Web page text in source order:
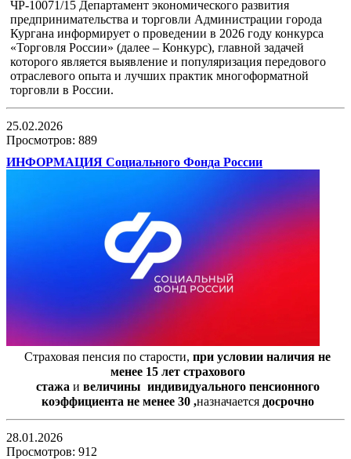
ЧР-10071/15 Департамент экономического развития
предпринимательства и торговли Администрации города
Кургана информирует о проведении в 2026 году конкурса
«Торговля России» (далее – Конкурс), главной задачей
которого является выявление и популяризация передового
отраслевого опыта и лучших практик многоформатной
торговли в России.
25.02.2026
Просмотров: 889
ИНФОРМАЦИЯ Социального Фонда России
Страховая пенсия по старости, при условии наличия не
менее 15 лет страхового
стажа и величины индивидуального пенсионного
коэффициента не менее 30 ,назначается досрочно
28.01.2026
Просмотров: 912